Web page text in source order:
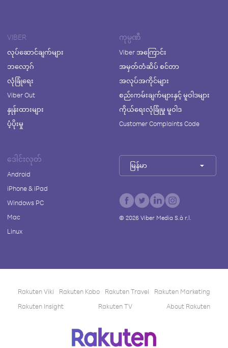
VIBER
လုပ်ဆောင်ချက်များ
ဘလော့ဂ်
လုံခြုံရေး
Viber Out
နှုန်းထားများ
ပံ့ပိုးမှု
ကုမ္ပဏီ
Viber အကြောင်း
အမှတ်တံဆိပ် စင်တာ
အလုပ်အကိုင်များ
စည်းကမ်းချက်များနှင့် မူဝါဒများ
ကိုယ်ရေးလုံခြုံမှု မူဝါဒ
Customer Complaints Code
ဒေါင်းလုတ်
Android
iPhone & iPad
Windows PC
Mac
Linux
မြန်မာ
© 2026Viber Media S.à r.l.
Rakuten Viki Rakuten Kobo Rakuten Travel
Rakuten Marketing
Rakuten Insight
Rakuten TV About Rakuten